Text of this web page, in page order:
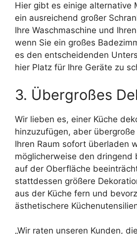
Hier gibt es einige alternative
ein ausreichend großer
Ihre Waschmaschine und
wenn Sie ein großes
es den entscheidenden
hier Platz für Ihre Geräte zu
3. Übergroßes
Wir lieben es, einer Küche
hinzuzufügen, aber
Ihren Raum sofort überladen
möglicherweise den dringend
auf der Oberfläche
stattdessen größere
aus der Küche fern und
ästhetischere
„Wir raten unseren Kunden,